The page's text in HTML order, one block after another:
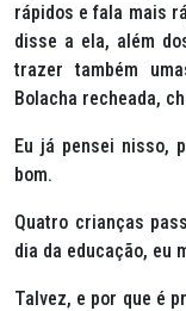
rápidos e fala mais
disse a ela, além
trazer também
Bolacha recheada,
Eu já pensei nisso,
bom.
Quatro crianças
dia da educação, eu
Talvez, e por que é